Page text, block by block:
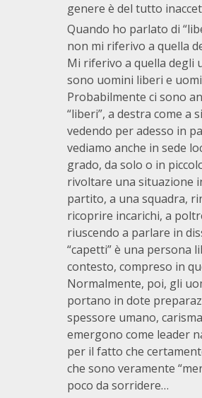
genere è del tutto
Quando ho parlato di
non mi riferivo a quella
Mi riferivo a quella degli
sono uomini liberi e
Probabilmente ci sono
“liberi”, a destra come a
vedendo per adesso in
vediamo anche in sede
grado, da solo o in
rivoltare una situazione
partito, a una squadra,
ricoprire incarichi, a
riuscendo a parlare in
“capetti” è una persona
contesto, compreso in
Normalmente, poi, gli
portano in dote
spessore umano,
emergono come leader
per il fatto che
che sono veramente
poco da sorridere…